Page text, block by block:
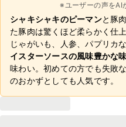
※ユーザーの声をAI
シャキシャキのピーマンと豚
た豚肉は驚くほど柔らかく仕
じゃがいも、人参、パプリカ
イスターソースの風味豊かな
味わい。初めての方でも失敗
のおかずとしても人気です。